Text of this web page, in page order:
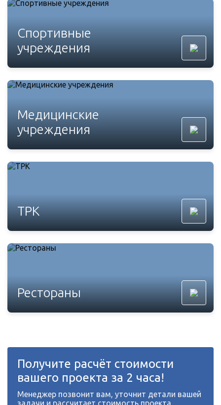
Спортивные
учреждения
Медицинские
учреждения
ТРК
Рестораны
Получите расчёт стоимости
вашего проекта за 2 часа!
Менеджер позвонит вам, уточнит детали вашей
задачи и рассчитает стоимость проекта